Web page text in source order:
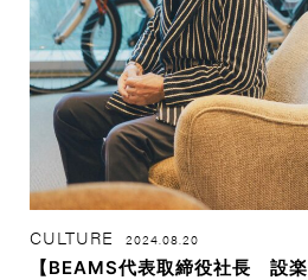
CULTURE 2024.08.20
【BEAMS代表取締役社長 設